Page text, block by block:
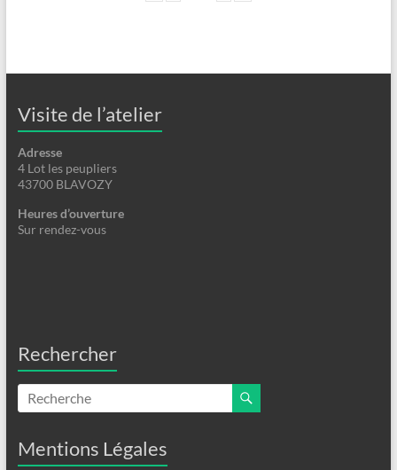
Visite de l’atelier
Adresse
4 Lot les peupliers
43700 BLAVOZY
Heures d’ouverture
Sur rendez-vous
Rechercher
Mentions Légales